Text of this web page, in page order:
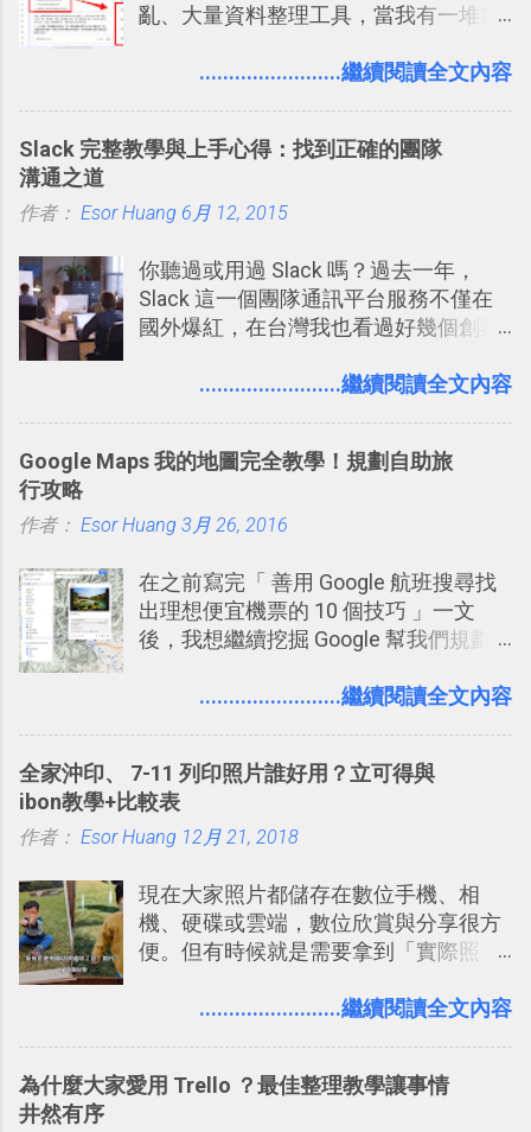
亂、大量資料整理工具，當我有一堆需
量格式不一的混亂工作文件需要彙整，
Codex 這樣的 AI 工作作進階處理。
........................繼續閱讀全文內容
Slack 完整教學與上手心得：找到正確的團隊
溝通之道
作者： Esor Huang 6月 12, 2015
你聽過或用過 Slack 嗎？過去一年，
Slack 這一個團隊通訊平台服務不僅在
國外爆紅，在台灣我也看過好幾個創業
理，到底 Slack 有什麼魅力？它是不是
有機會在一個專案合作中使用了 Slack
點： 1. 「 很有趣 」： Slack 裡擁有跟
聊天打屁、傳送有趣影音圖文的功能。
2. 「 有效率 」：但是 Slack 的頻道、群
組機制讓茶水間的聊天，不會干擾工作
事可以從聊天中記錄重點。 3. 「 有彈性
的軟體則讓同事可以在任何地方和公司
保持聯繫。 如果你需要中文版的同類平
台，可以參考： JANDI 高效率團隊通訊
戶 。 2017/3 新增 ： Sortd for Slack：
改造 Slack 討論串介面變成專案任務排
程看板
........................繼續閱讀全文內容
Google Maps 我的地圖完全教學！規劃自助旅
行攻略
作者： Esor Huang 3月 26, 2016
在之前寫完「 善用 Google 航班搜尋找
出理想便宜機票的 10 個技巧 」一文
後，我想繼續挖掘 Google 幫我們規劃
入的來聊聊 Google 的「我的地圖」服
線，對商務需求來說可以打造出一張一
張資料地圖（例如我之前在製作一本新
書時建立的「 台灣推薦空拍地點地圖
規劃自助旅行路線！ Google 「我的地
圖」在規劃自助旅行路線時可以解決許
多問題： 國外地點名稱地址常常難懂，
稱。 在規劃路線之外，自訂地圖還能補
時帶來好心情，二方面事後就是最好的
........................繼續閱讀全文內容
全家沖印、 7-11 列印照片誰好用？立可得與
ibon教學+比較表
作者： Esor Huang 12月 21, 2018
現在大家照片都儲存在數位手機、相
機、硬碟或雲端，數位欣賞與分享很方
便。但有時候就是需要拿到「實際照
要製作家庭相框 用照片來當小禮物 把照
片？而且最好能不花時間、立即拿到、
........................繼續閱讀全文內容
為什麼大家愛用 Trello ？最佳整理教學讓事情
井然有序